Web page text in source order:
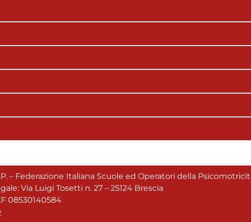
– Federazione Italiana Scuole ed Operatori della
Via Luigi Tosetti n. 27 – 25124 Brescia
08530140584